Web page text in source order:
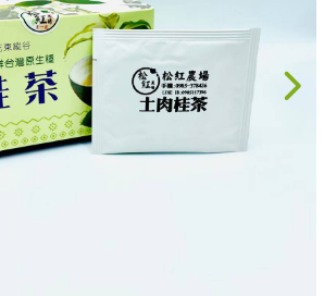
登入